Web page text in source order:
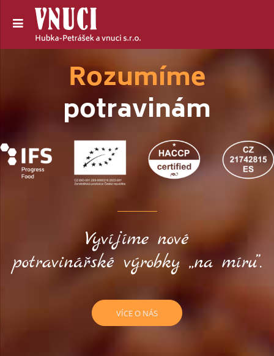
Rozumíme
potravinám
Vyvíjíme nové
potravinářské výrobky „na míru”.
VÍCE O NÁS